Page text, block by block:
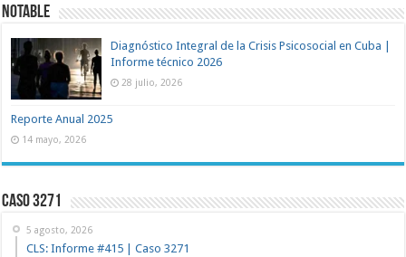
NOTABLE
Diagnóstico Integral de la Crisis Psicosocial en Cuba |
Informe técnico 2026
28 julio, 2026
Reporte Anual 2025
14 mayo, 2026
Caso 3271
5 agosto, 2026
CLS: Informe #415 | Caso 3271